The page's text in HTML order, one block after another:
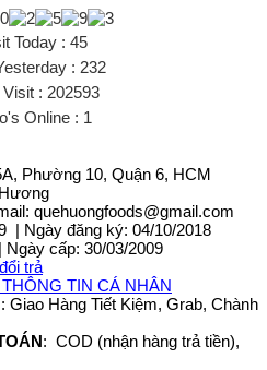
Today : 45
: 232
Visit : 202593
Online : 1
Phường 10, Quận 6, HCM
quehuongfoods@gmail.com
| Ngày đăng ký: 04/10/2018
cấp: 30/03/2009
trả
TIN CÁ NHÂN
: Giao Hàng Tiết Kiệm, Grab, Chành
: COD (nhận hàng trả tiền),